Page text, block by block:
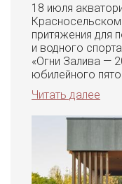
18 июля
притяжения для
и водного
«Огни Залива —
юбилейного
Читать далее